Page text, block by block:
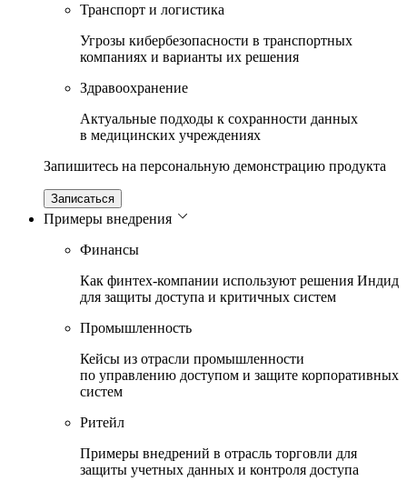
Транспорт и логистика
Угрозы кибербезопасности в транспортных
компаниях и варианты их решения
Здравоохранение
Актуальные подходы к сохранности данных
в медицинских учреждениях
Запишитесь на персональную демонстрацию продукта
Записаться
Примеры внедрения
Финансы
Как финтех-компании используют решения Индид
для защиты доступа и критичных систем
Промышленность
Кейсы из отрасли промышленности
по управлению доступом и защите корпоративных
систем
Ритейл
Примеры внедрений в отрасль торговли для
защиты учетных данных и контроля доступа